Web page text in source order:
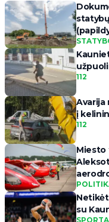
112
Avarija
į
112
Miesto
su